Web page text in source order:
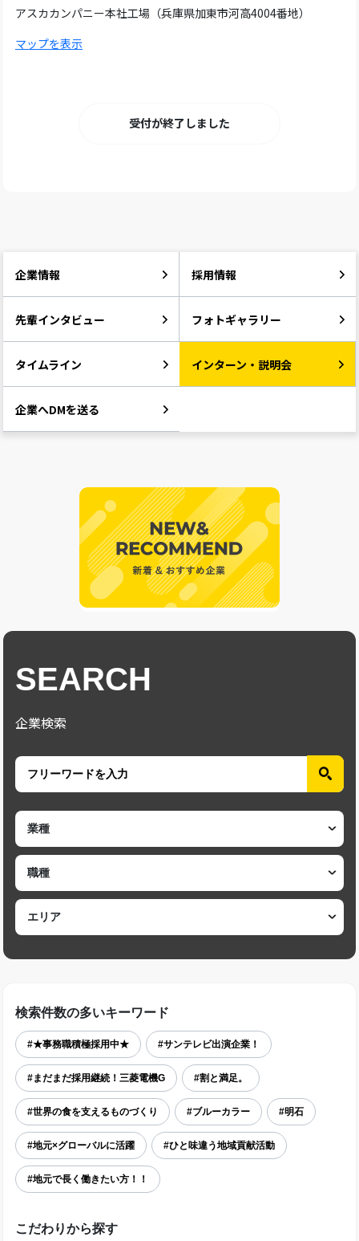
アスカカンパニー本社工場（兵庫県加東市河高4004番地）
マップを表示
受付が終了しました
企業情報 採用情報
先輩インタビュー フォトギャラリー
タイムライン インターン・説明会
企業へDMを送る
SEARCH
企業検索
検索件数の多いキーワード
#★事務職積極採用中★ #サンテレビ出演企業！
#まだまだ採用継続！三菱電機G #割と満足。
#世界の食を支えるものづくり #ブルーカラー #明石
#地元×グローバルに活躍 #ひと味違う地域貢献活動
#地元で長く働きたい方！！
こだわりから探す